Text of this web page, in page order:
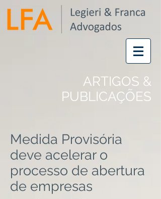
ARTIGOS &
PUBLICAÇÕES
Medida Provisória
deve acelerar o
processo de abertura
de empresas